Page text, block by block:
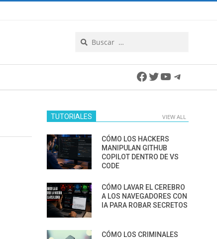
Facebook
Twitter
YouTube
TUTORIALES VIEW ALL
CÓMO LOS HACKERS
MANIPULAN GITHUB
COPILOT DENTRO DE VS
CODE
CÓMO LAVAR EL CEREBRO
A LOS NAVEGADORES CON
IA PARA ROBAR SECRETOS
CÓMO LOS CRIMINALES